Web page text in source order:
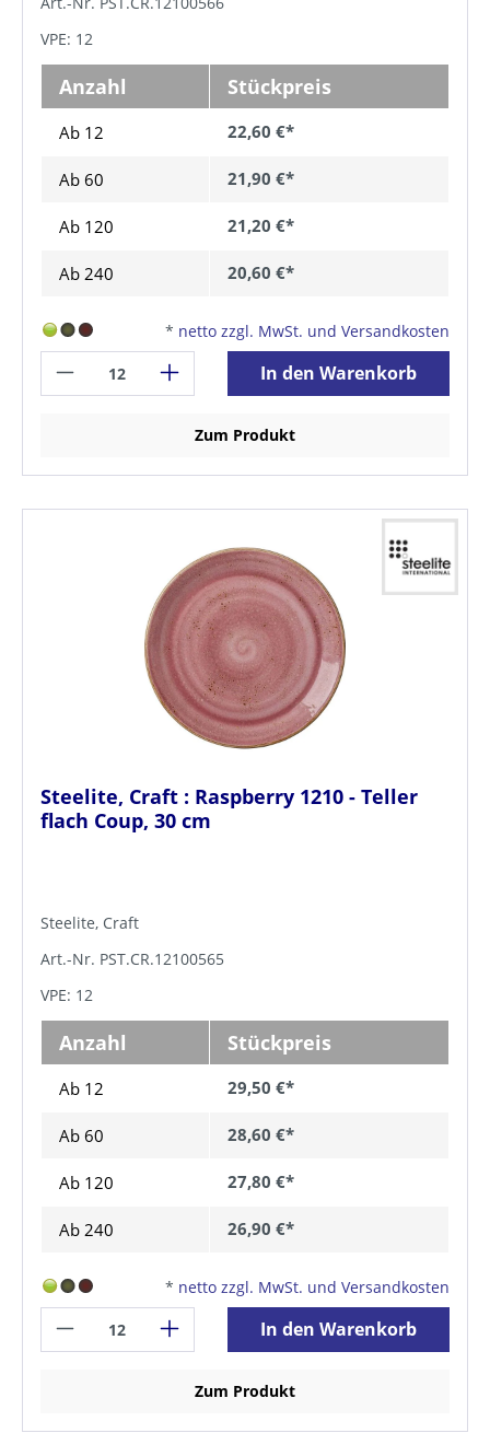
VPE: 12
Anzahl Stückpreis
Ab 12 22,60 €*
Ab 60 21,90 €*
Ab 120 21,20 €*
Ab 240 20,60 €*
* netto zzgl. MwSt. und Versandkosten
In den Warenkorb
Zum Produkt
Steelite, Craft : Raspberry 1210 - Teller
flach Coup, 30 cm
Steelite, Craft
Art.-Nr. PST.CR.12100565
VPE: 12
Anzahl Stückpreis
Ab 12 29,50 €*
Ab 60 28,60 €*
Ab 120 27,80 €*
Ab 240 26,90 €*
* netto zzgl. MwSt. und Versandkosten
In den Warenkorb
Zum Produkt